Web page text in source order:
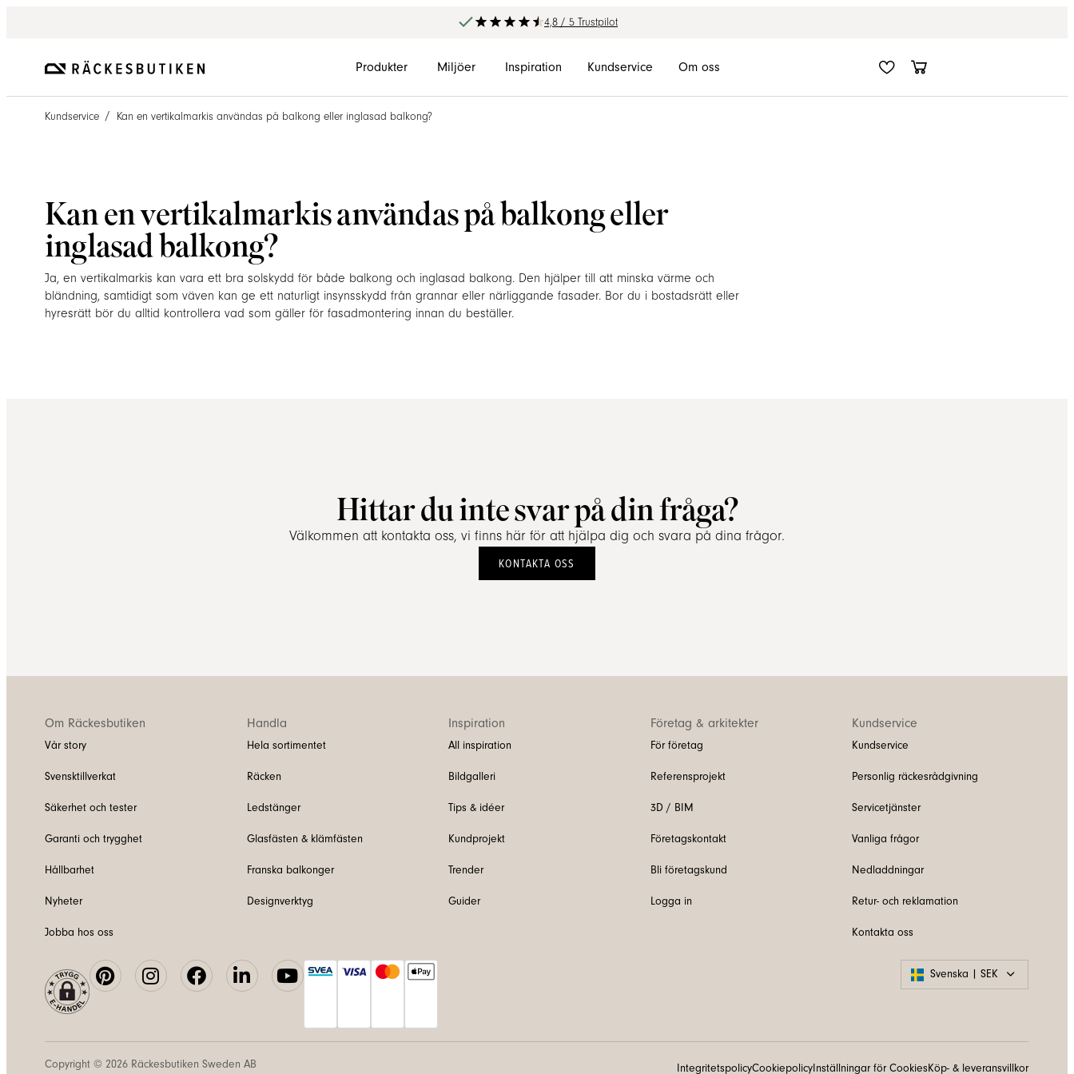
4,8 / 5 Trustpilot
Produkter Miljöer Inspiration Kundservice Om oss
Kundservice / Kan en vertikalmarkis användas på balkong eller inglasad balkong?
Kan en vertikalmarkis användas på balkong eller
inglasad balkong?
Ja, en vertikalmarkis kan vara ett bra solskydd för både balkong och inglasad balkong. Den hjälper till att minska värme och
bländning, samtidigt som väven kan ge ett naturligt insynsskydd från grannar eller närliggande fasader. Bor du i bostadsrätt eller
hyresrätt bör du alltid kontrollera vad som gäller för fasadmontering innan du beställer.
Hittar du inte svar på din fråga?
Välkommen att kontakta oss, vi finns här för att hjälpa dig och svara på dina frågor.
KONTAKTA OSS
Om Räckesbutiken
Vår story
Svensktillverkat
Säkerhet och tester
Garanti och trygghet
Hållbarhet
Nyheter
Jobba hos oss
Handla
Hela sortimentet
Räcken
Ledstänger
Glasfästen & klämfästen
Franska balkonger
Designverktyg
Inspiration
All inspiration
Bildgalleri
Tips & idéer
Kundprojekt
Trender
Guider
Företag & arkitekter
För företag
Referensprojekt
3D / BIM
Företagskontakt
Bli företagskund
Logga in
Kundservice
Kundservice
Personlig räckesrådgivning
Servicetjänster
Vanliga frågor
Nedladdningar
Retur- och reklamation
Kontakta oss
Svenska | SEK
Copyright © 2026 Räckesbutiken Sweden AB IntegritetspolicyCookiepolicy Inställningar för CookiesKöp- & leveransvillkor